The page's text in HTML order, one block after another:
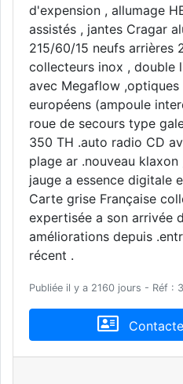
d'expension , allumage
assistés , jantes Cragar
215/60/15 neufs arrières
collecteurs inox , double
avec Megaflow
européens (ampoule
roue de secours type
350 TH .auto radio CD
plage ar .nouveau
jauge a essence digitale
Carte grise Française
expertisée a son arrivée
améliorations depuis
récent .
Publiée il y a 2160 jours - Réf :